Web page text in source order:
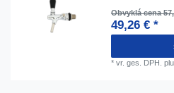
Obvyklá cena
49,26 € *
*vr. ges. DPH.